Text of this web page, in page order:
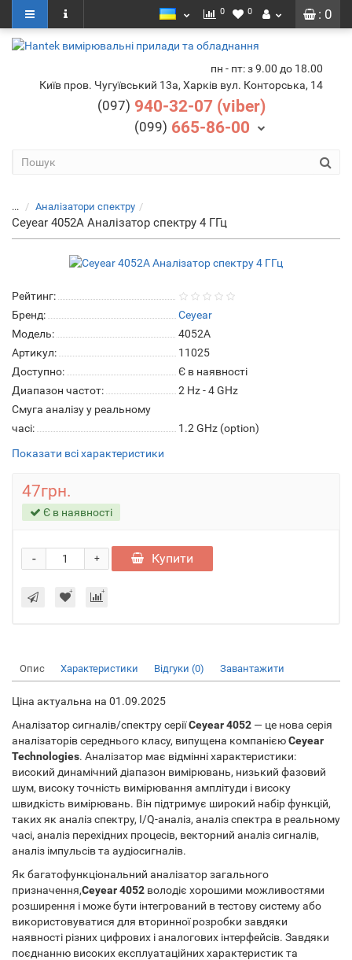
: 0
0 0
пн - пт: з 9.00 до 18.00
Київ пров. Чугуївський 13а, Харків вул. Конторська, 14
(097) 940-32-07 (viber)
(099) 665-86-00
... Аналізатори спектру
Ceyear 4052A Аналізатор спектру 4 ГГц
Рейтинг:
Бренд:
Ceyear
Модель:
4052A
Артикул:
11025
Доступно:
Є в наявності
Диапазон частот:
2 Hz - 4 GHz
Смуга аналізу у реальному
часі:
1.2 GHz (option)
Показати всі характеристики
47грн.
Є в наявності
+
- Купити
Опис Характеристики Відгуки (0) Завантажити
Ціна актуальна на 01.09.2025
Аналізатор сигналів/спектру серіїCeyear 4052 — це нова серія
аналізаторів середнього класу, випущена компанієюCeyear
Technologies. Аналізатор має відмінні характеристики:
високий динамічний діапазон вимірювань, низький фазовий
шум, високу точність вимірювання амплітуди і високу
швидкість вимірювань. Він підтримує широкий набір функцій,
таких як аналіз спектру, I/Q-аналіз, аналіз спектра в реальному
часі, аналіз перехідних процесів, векторний аналіз сигналів,
аналіз імпульсів та аудіосигналів.
Як багатофункціональний аналізатор загального
призначення,Ceyear 4052 володіє хорошими можливостями
розширення і може бути інтегрований в тестову систему або
використовуватися для вторинної розробки завдяки
наявності різних цифрових і аналогових інтерфейсів. Завдяки
поєднанню високих експлуатаційних характеристик та